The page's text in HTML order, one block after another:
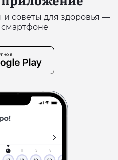
и советы для здоровья —